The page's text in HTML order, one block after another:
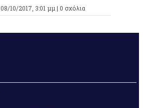
08/10/2017, 3:01 μμ | 0 σχόλια